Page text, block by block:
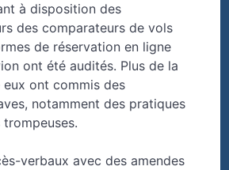
à disposition des
des comparateurs de vols
de réservation en ligne
ont été audités. Plus de la
ont commis des
notamment des pratiques
verbaux avec des amendes